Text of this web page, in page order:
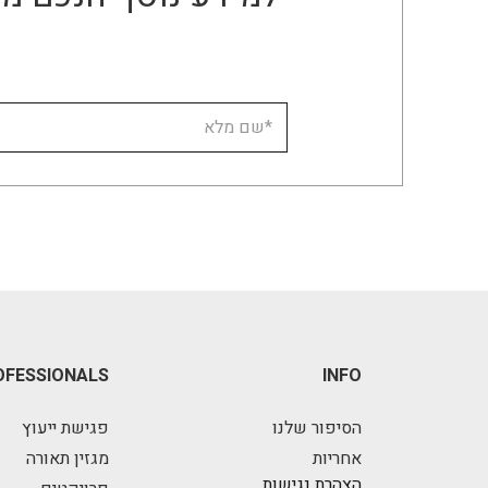
INFO
הסיפור שלנו
אחריות
פגישת ייעוץ
מגזין תאורה